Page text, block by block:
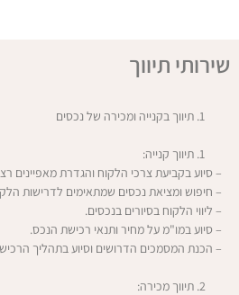
שירותי תיווך
תיווך בקנייה ומכירה של נכסים
תיווך קנייה:
– סיוע בקביעת צרכי הלקוח והגדרת מאפיינים
– חיפוש ומציאת נכסים שמתאימים לדרישות
– ליווי הלקוח בסיורים בנכסים.
– סיוע במו"מ על מחיר ותנאי רכישת הנכס.
– הכנת המסמכים הדרושים וסיוע בתהליך
תיווך מכירה: